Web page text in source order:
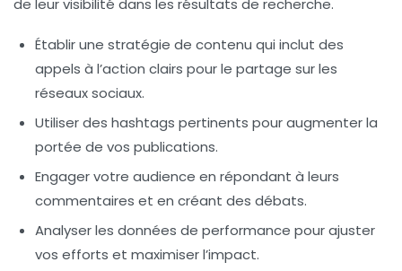
de leur visibilité dans les résultats de recherche.
Établir une stratégie de contenu qui inclut des
appels à l’action clairs pour le partage sur les
réseaux sociaux.
Utiliser des hashtags pertinents pour augmenter la
portée de vos publications.
Engager votre audience en répondant à leurs
commentaires et en créant des débats.
Analyser les données de performance pour ajuster
vos efforts et maximiser l’impact.